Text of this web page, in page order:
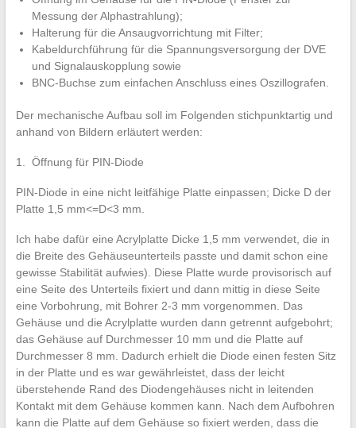
Messung der Alphastrahlung);
Halterung für die Ansaugvorrichtung mit Filter;
Kabeldurchführung für die Spannungsversorgung der DVE
und Signalauskopplung sowie
BNC-Buchse zum einfachen Anschluss eines Oszillografen.
Der mechanische Aufbau soll im Folgenden stichpunktartig und
anhand von Bildern erläutert werden:
1. Öffnung für PIN-Diode
PIN-Diode in eine nicht leitfähige Platte einpassen; Dicke D der
Platte 1,5 mm<=D<3 mm.
Ich habe dafür eine Acrylplatte Dicke 1,5 mm verwendet, die in
die Breite des Gehäuseunterteils passte und damit schon eine
gewisse Stabilität aufwies). Diese Platte wurde provisorisch auf
eine Seite des Unterteils fixiert und dann mittig in diese Seite
eine Vorbohrung, mit Bohrer 2-3 mm vorgenommen. Das
Gehäuse und die Acrylplatte wurden dann getrennt aufgebohrt;
das Gehäuse auf Durchmesser 10 mm und die Platte auf
Durchmesser 8 mm. Dadurch erhielt die Diode einen festen Sitz
in der Platte und es war gewährleistet, dass der leicht
überstehende Rand des Diodengehäuses nicht in leitenden
Kontakt mit dem Gehäuse kommen kann. Nach dem Aufbohren
kann die Platte auf dem Gehäuse so fixiert werden, dass die